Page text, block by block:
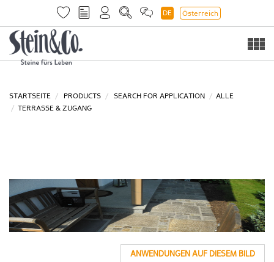
DE Österreich
STARTSEITE PRODUCTS SEARCH FOR APPLICATION
ALLE
TERRASSE & ZUGANG
ANWENDUNGEN AUF DIESEM BILD